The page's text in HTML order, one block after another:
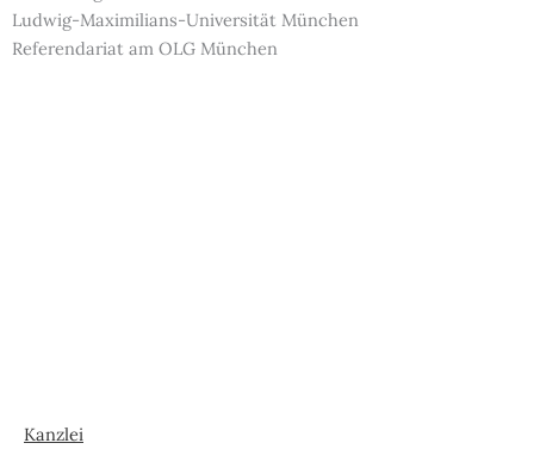
Ludwig-Maximilians-Universität München
Referendariat am OLG München
Kanzlei